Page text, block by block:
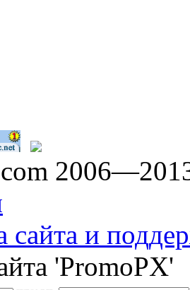
сайта и
'PromoPX'